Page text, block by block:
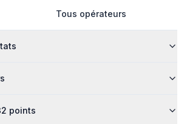
Tous opérateurs
points